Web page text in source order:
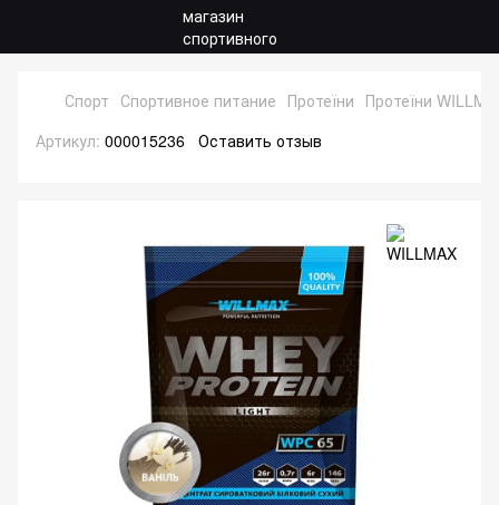
Спорт Спортивное питание Протеїни Протеїни
Артикул: 000015236 Оставить отзыв